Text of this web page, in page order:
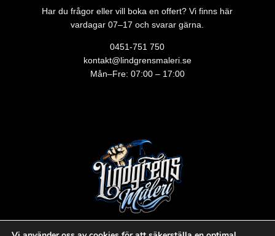
Har du frågor eller vill boka en offert? Vi finns här
vardagar 07–17 och svarar gärna.
0451-751 750
kontakt@lindgrensmaleri.se
Mån–Fre: 07:00 – 17:00